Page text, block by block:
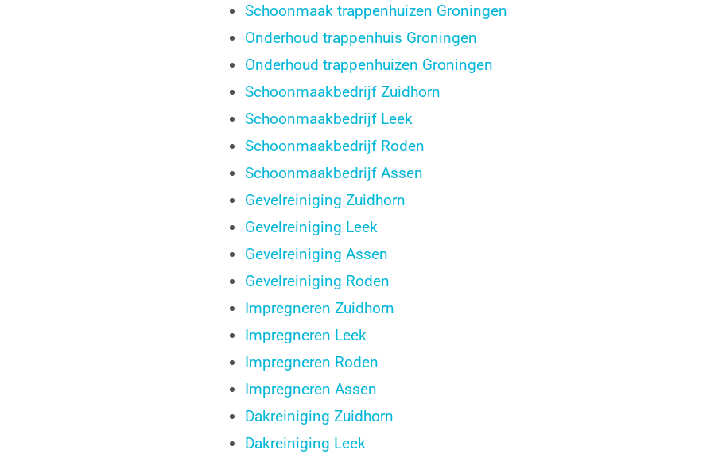
Schoonmaak trappenhuizen Groningen
Onderhoud trappenhuis Groningen
Onderhoud trappenhuizen Groningen
Schoonmaakbedrijf Zuidhorn
Schoonmaakbedrijf Leek
Schoonmaakbedrijf Roden
Schoonmaakbedrijf Assen
Gevelreiniging Zuidhorn
Gevelreiniging Leek
Gevelreiniging Assen
Gevelreiniging Roden
Impregneren Zuidhorn
Impregneren Leek
Impregneren Roden
Impregneren Assen
Dakreiniging Zuidhorn
Dakreiniging Leek